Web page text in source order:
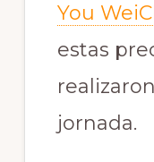
You
estas
jornada.